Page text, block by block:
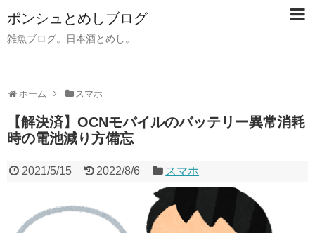
ポンシュとめしブログ
雑魚ブログ。日本酒とめし。
ホーム スマホ
【解決済】OCNモバイルのバッテリー異常消耗
時の電池減り方備忘
2021/5/15 2022/8/6 スマホ